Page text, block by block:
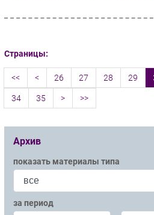
Страницы:
<< < 26 27 28 29
34 35 > >>
Архив
показать материалы типа
за период